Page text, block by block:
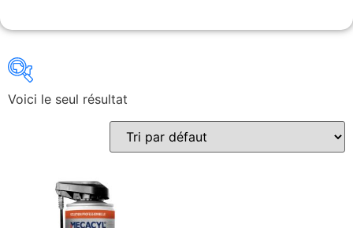
Gains recherchés
Gains recherchés
Voici le seul résultat